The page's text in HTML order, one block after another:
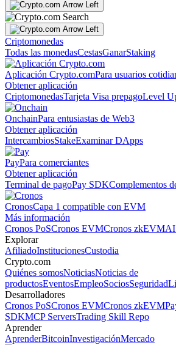
Criptomonedas
Todas las monedasCestasGanarStaking
Aplicación Crypto.comPara usuarios
Obtener aplicación
CriptomonedasTarjeta Visa prepagoLevel
OnchainPara entusiastas de Web3
Obtener aplicación
IntercambiosStakeExaminar DApps
PayPara comerciantes
Obtener aplicación
Terminal de pagoPay SDKComplementos
CronosCapa 1 compatible con EVM
Más información
Cronos PoSCronos EVMCronos zkEVM
Explorar
AfiliadoInstitucionesCustodia
Crypto.com
Quiénes somosNoticiasNoticias de
productosEventosEmpleoSociosSeguridad
Desarrolladores
Cronos PoSCronos EVMCronos zkEVM
SDKMCP ServersTrading Skill Repo
Aprender
AprenderBitcoinInvestigaciónMercado